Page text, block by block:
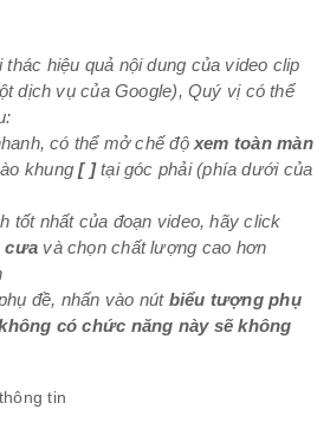
hiệu quả nội dung của video clip
dịch vụ của Google), Quý vị có thể
có thể mở chế độ xem toàn màn
khung [ ] tại góc phải (phía dưới của
tốt nhất của đoạn video, hãy click
cưa và chọn chất lượng cao hơn
đề, nhấn vào nút biểu tượng phụ
có chức năng này sẽ không
tin